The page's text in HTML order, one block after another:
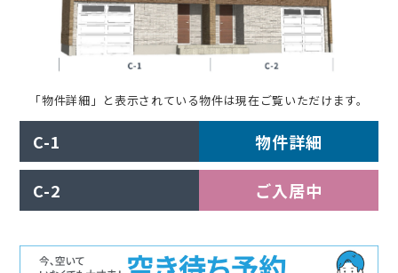
「物件詳細」と表示されている物件は現在ご覧いただけます。
C-1 物件詳細
C-2 ご入居中